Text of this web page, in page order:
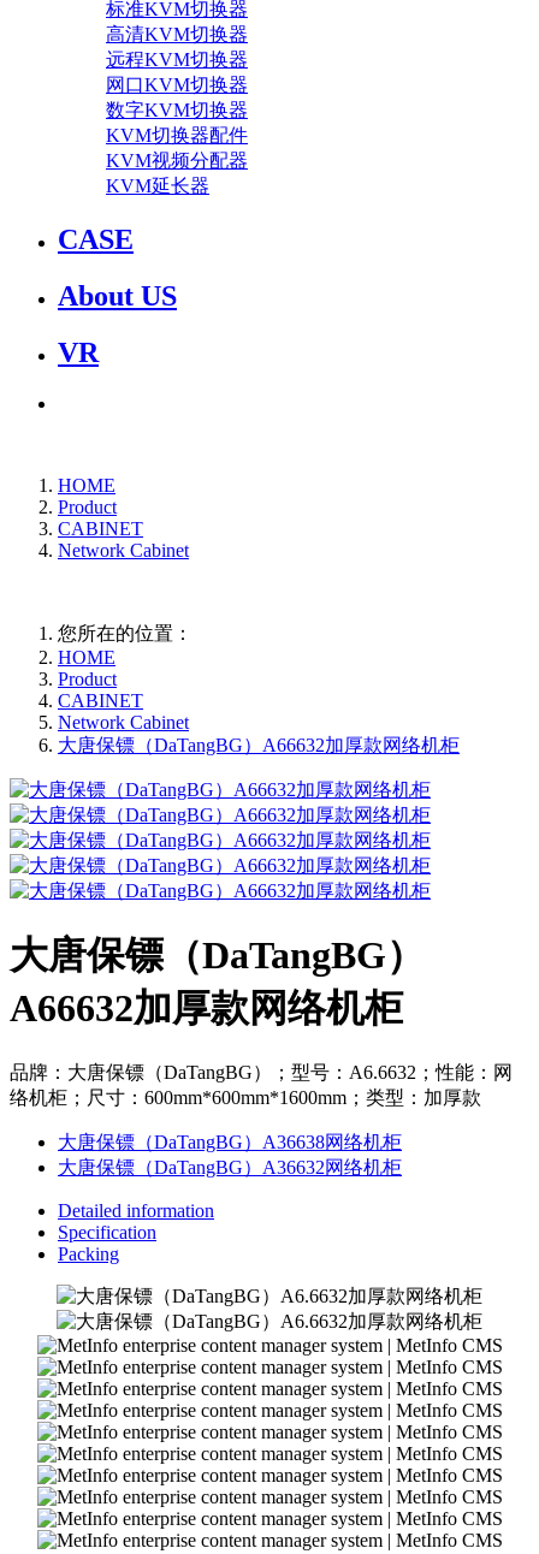
标准KVM切换器
高清KVM切换器
远程KVM切换器
网口KVM切换器
数字KVM切换器
KVM切换器配件
KVM视频分配器
KVM延长器
CASE
About US
VR
HOME
Product
CABINET
Network Cabinet
您所在的位置：
HOME
Product
CABINET
Network Cabinet
大唐保镖（DaTangBG）A66632加厚款网络机柜
大唐保镖（DaTangBG）
A66632加厚款网络机柜
品牌：大唐保镖（DaTangBG）；型号：A6.6632；性能：网
络机柜；尺寸：600mm*600mm*1600mm；类型：加厚款
大唐保镖（DaTangBG）A36638网络机柜
大唐保镖（DaTangBG）A36632网络机柜
Detailed information
Specification
Packing